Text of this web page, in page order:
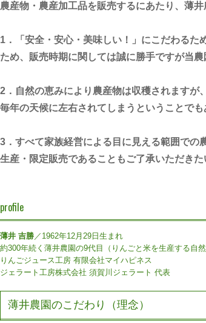
農産物・農産加工品を販売するにあたり、薄
1．「安全・安心・美味しい！」にこだわる
ため、販売時期に関しては誠に勝手ですが当
2．自然の恵みにより農産物は収穫されますが
毎年の天候に左右されてしまうということで
3．すべて家族経営による目に見える範囲での
生産・限定販売であることもご了承いただきた
profile
薄井 吉勝／1962年12月29日生まれ
約300年続く薄井農園の9代目（りんごと米を生産する自
りんごジュース工房 有限会社マイハピネス
ジェラート工房株式会社 須賀川ジェラート 代表
薄井農園のこだわり（理念）